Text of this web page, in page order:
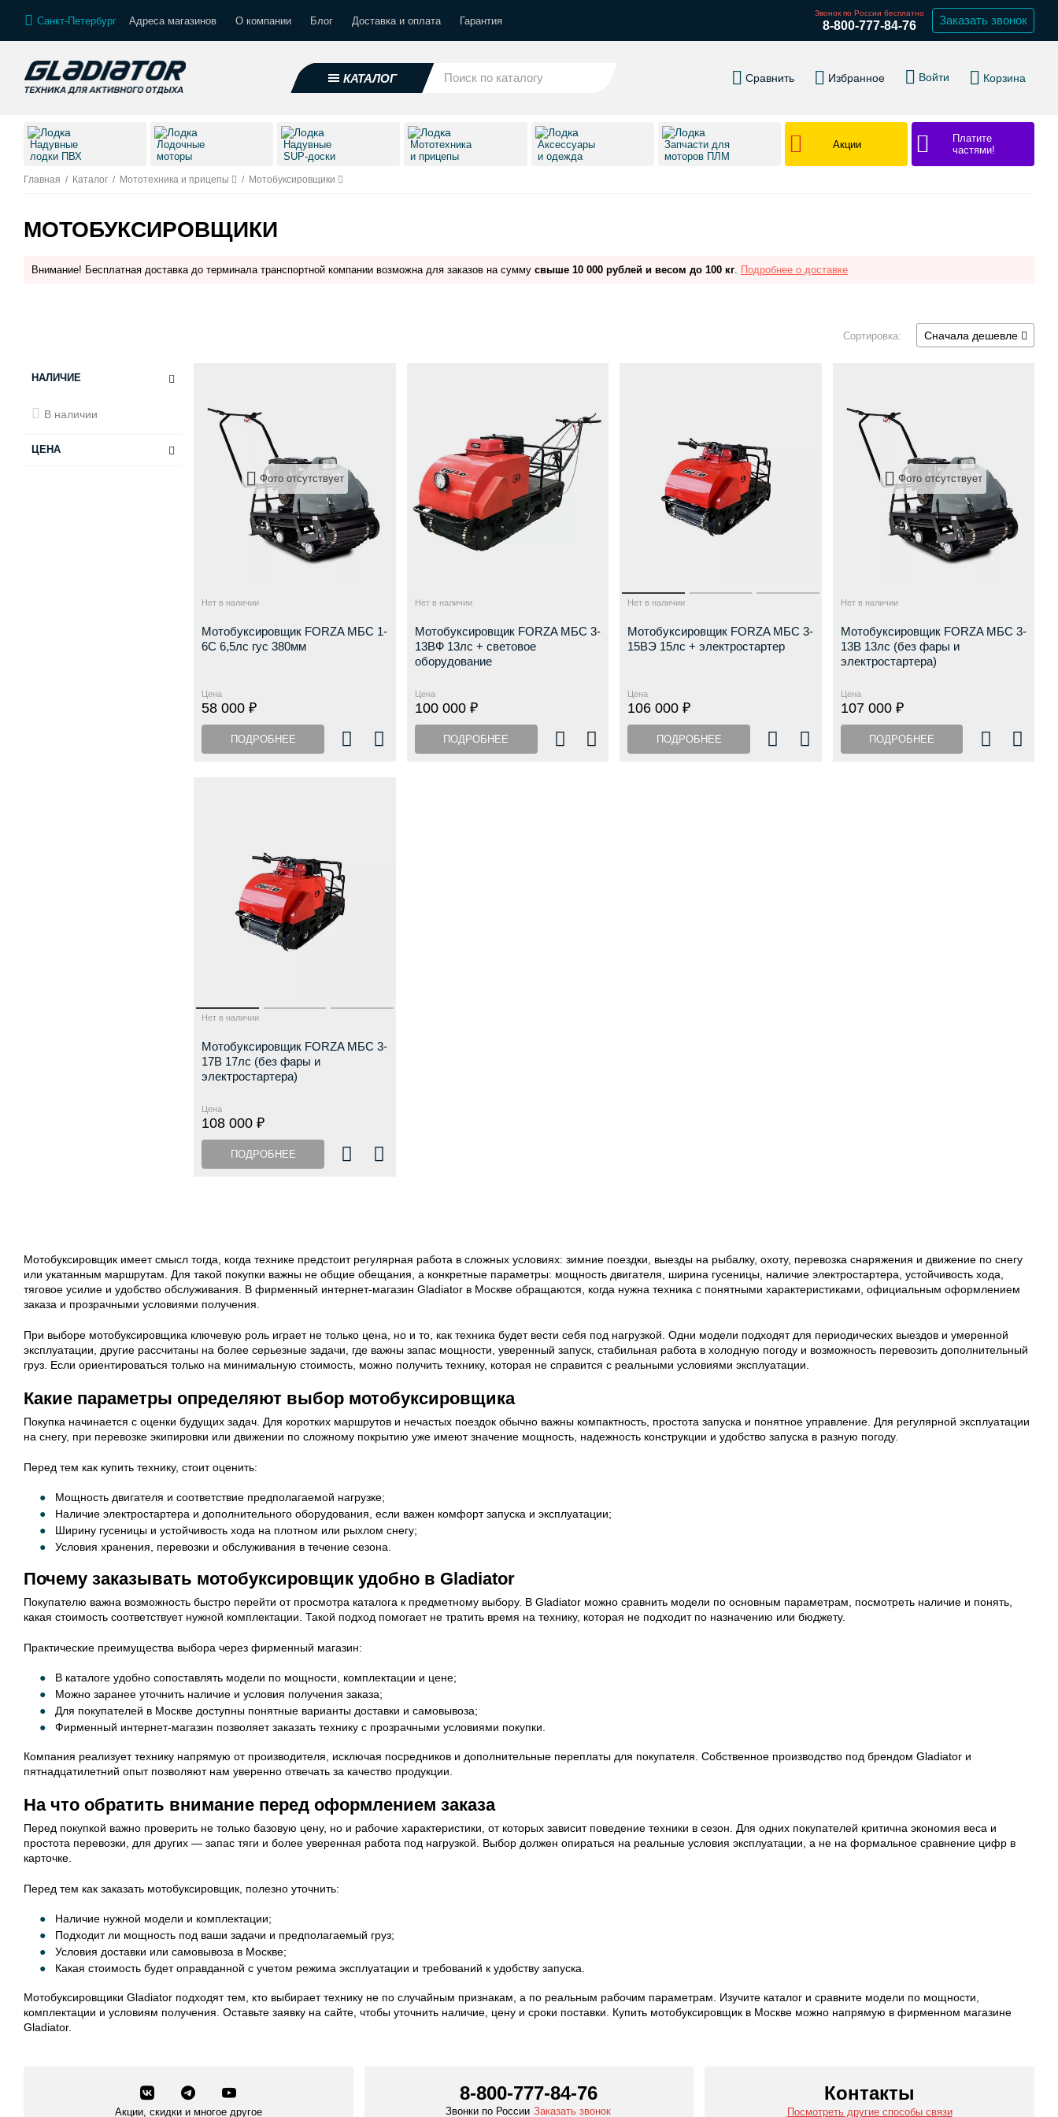
Санкт-Петербург Адреса магазинов О компании Блог Доставка и оплата Гарантия
Звонок по России бесплатно
8-800-777-84-76 Заказать звонок
КАТАЛОГ Сравнить Избранное Войти Корзина
Надувные
лодки ПВХ
Лодочные
моторы
Надувные
SUP-доски
Мототехника
и прицепы
Аксессуары
и одежда
Запчасти для
моторов ПЛМ
Акции
Платите
частями!
Главная / Каталог / Мототехника и прицепы / Мотобуксировщики
МОТОБУКСИРОВЩИКИ
Внимание! Бесплатная доставка до терминала транспортной компании возможна для заказов на сумму свыше 10 000 рублей и весом до 100 кг. Подробнее о доставке
Сортировка: Сначала дешевле
НАЛИЧИЕ
В наличии
ЦЕНА
Фото отсутствует
Нет в наличии
Мотобуксировщик FORZA МБС 1-
6С 6,5лс гус 380мм
Цена
58 000 ₽
ПОДРОБНЕЕ
Нет в наличии
Мотобуксировщик FORZA МБС 3-
13ВФ 13лс + световое
оборудование
Цена
100 000 ₽
ПОДРОБНЕЕ
Нет в наличии
Мотобуксировщик FORZA МБС 3-
15ВЭ 15лс + электростартер
Цена
106 000 ₽
ПОДРОБНЕЕ
Фото отсутствует
Нет в наличии
Мотобуксировщик FORZA МБС 3-
13В 13лс (без фары и
электростартера)
Цена
107 000 ₽
ПОДРОБНЕЕ
Нет в наличии
Мотобуксировщик FORZA МБС 3-
17В 17лс (без фары и
электростартера)
Цена
108 000 ₽
ПОДРОБНЕЕ
Мотобуксировщик имеет смысл тогда, когда технике предстоит регулярная работа в сложных условиях: зимние поездки, выезды на рыбалку, охоту, перевозка снаряжения и движение по снегу
или укатанным маршрутам. Для такой покупки важны не общие обещания, а конкретные параметры: мощность двигателя, ширина гусеницы, наличие электростартера, устойчивость хода,
тяговое усилие и удобство обслуживания. В фирменный интернет-магазин Gladiator в Москве обращаются, когда нужна техника с понятными характеристиками, официальным оформлением
заказа и прозрачными условиями получения.
При выборе мотобуксировщика ключевую роль играет не только цена, но и то, как техника будет вести себя под нагрузкой. Одни модели подходят для периодических выездов и умеренной
эксплуатации, другие рассчитаны на более серьезные задачи, где важны запас мощности, уверенный запуск, стабильная работа в холодную погоду и возможность перевозить дополнительный
груз. Если ориентироваться только на минимальную стоимость, можно получить технику, которая не справится с реальными условиями эксплуатации.
Какие параметры определяют выбор мотобуксировщика
Покупка начинается с оценки будущих задач. Для коротких маршрутов и нечастых поездок обычно важны компактность, простота запуска и понятное управление. Для регулярной эксплуатации
на снегу, при перевозке экипировки или движении по сложному покрытию уже имеют значение мощность, надежность конструкции и удобство запуска в разную погоду.
Перед тем как купить технику, стоит оценить:
Мощность двигателя и соответствие предполагаемой нагрузке;
Наличие электростартера и дополнительного оборудования, если важен комфорт запуска и эксплуатации;
Ширину гусеницы и устойчивость хода на плотном или рыхлом снегу;
Условия хранения, перевозки и обслуживания в течение сезона.
Почему заказывать мотобуксировщик удобно в Gladiator
Покупателю важна возможность быстро перейти от просмотра каталога к предметному выбору. В Gladiator можно сравнить модели по основным параметрам, посмотреть наличие и понять,
какая стоимость соответствует нужной комплектации. Такой подход помогает не тратить время на технику, которая не подходит по назначению или бюджету.
Практические преимущества выбора через фирменный магазин:
В каталоге удобно сопоставлять модели по мощности, комплектации и цене;
Можно заранее уточнить наличие и условия получения заказа;
Для покупателей в Москве доступны понятные варианты доставки и самовывоза;
Фирменный интернет-магазин позволяет заказать технику с прозрачными условиями покупки.
Компания реализует технику напрямую от производителя, исключая посредников и дополнительные переплаты для покупателя. Собственное производство под брендом Gladiator и
пятнадцатилетний опыт позволяют нам уверенно отвечать за качество продукции.
На что обратить внимание перед оформлением заказа
Перед покупкой важно проверить не только базовую цену, но и рабочие характеристики, от которых зависит поведение техники в сезон. Для одних покупателей критична экономия веса и
простота перевозки, для других — запас тяги и более уверенная работа под нагрузкой. Выбор должен опираться на реальные условия эксплуатации, а не на формальное сравнение цифр в
карточке.
Перед тем как заказать мотобуксировщик, полезно уточнить:
Наличие нужной модели и комплектации;
Подходит ли мощность под ваши задачи и предполагаемый груз;
Условия доставки или самовывоза в Москве;
Какая стоимость будет оправданной с учетом режима эксплуатации и требований к удобству запуска.
Мотобуксировщики Gladiator подходят тем, кто выбирает технику не по случайным признакам, а по реальным рабочим параметрам. Изучите каталог и сравните модели по мощности,
комплектации и условиям получения. Оставьте заявку на сайте, чтобы уточнить наличие, цену и сроки поставки. Купить мотобуксировщик в Москве можно напрямую в фирменном магазине
Gladiator.
Акции, скидки и многое другое
8-800-777-84-76
Звонки по России Заказать звонок
Контакты
Посмотреть другие способы связи